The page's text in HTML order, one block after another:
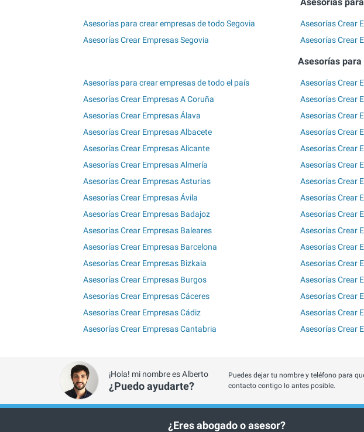
Asesorías para crear empresas de todo Segovia
Asesorías Crear Empresas Segovia
Asesorías Crear
Asesorías Crear
Asesorías
Asesorías para crear empresas de todo el país
Asesorías Crear Empresas A Coruña
Asesorías Crear Empresas Álava
Asesorías Crear Empresas Albacete
Asesorías Crear Empresas Alicante
Asesorías Crear Empresas Almería
Asesorías Crear Empresas Asturias
Asesorías Crear Empresas Ávila
Asesorías Crear Empresas Badajoz
Asesorías Crear Empresas Baleares
Asesorías Crear Empresas Barcelona
Asesorías Crear Empresas Bizkaia
Asesorías Crear Empresas Burgos
Asesorías Crear Empresas Cáceres
Asesorías Crear Empresas Cádiz
Asesorías Crear Empresas Cantabria
Asesorías Crear
Asesorías Crear
Asesorías Crear
Asesorías Crear
Asesorías Crear
Asesorías Crear
Asesorías Crear
Asesorías Crear
Asesorías Crear
Asesorías Crear
Asesorías Crear
Asesorías Crear
Asesorías Crear
Asesorías Crear
Asesorías Crear
Asesorías Crear
¡Hola! mi nombre es Alberto
¿Puedo ayudarte?
Puedes dejar tu nombre y teléfono para
contacto contigo lo antes posible.
¿Eres abogado o asesor?